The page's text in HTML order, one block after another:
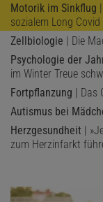
Motorik im Sinkflug
sozialem Long
Zellbiologie | Die
Psychologie der
im Winter Treue
Fortpflanzung | Das
Autismus bei
Herzgesundheit |
zum Herzinfarkt